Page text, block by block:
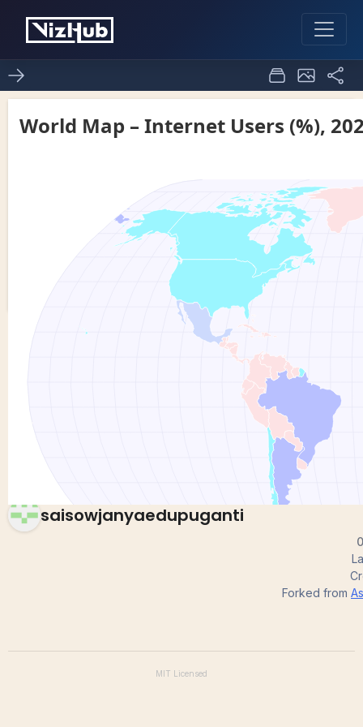
Assignment8_sowjanya_world
saisowjanyaedupuganti
Forked from
MIT Licensed